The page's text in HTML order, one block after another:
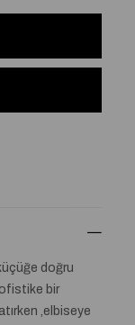
doğru
bir
,elbiseye